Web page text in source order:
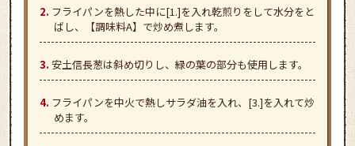
フライパンを熱した中に[1.]を入れ乾煎りをして水分をと
ばし、【調味料A】で炒め煮します。
安土信長葱は斜め切りし、緑の葉の部分も使用します。
フライパンを中火で熱しサラダ油を入れ、[3.]を入れて炒
めます。